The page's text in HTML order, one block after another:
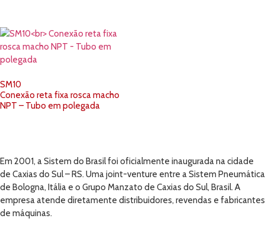
SM10
Conexão reta fixa rosca macho
NPT – Tubo em polegada
Em 2001, a Sistem do Brasil foi oficialmente inaugurada na cidade
de Caxias do Sul – RS. Uma joint-venture entre a Sistem Pneumática
de Bologna, Itália e o Grupo Manzato de Caxias do Sul, Brasil. A
empresa atende diretamente distribuidores, revendas e fabricantes
de máquinas.